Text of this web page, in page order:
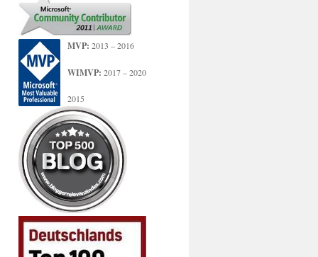
MVP: 2013 – 2016
WIMVP: 2017 – 2020
2015